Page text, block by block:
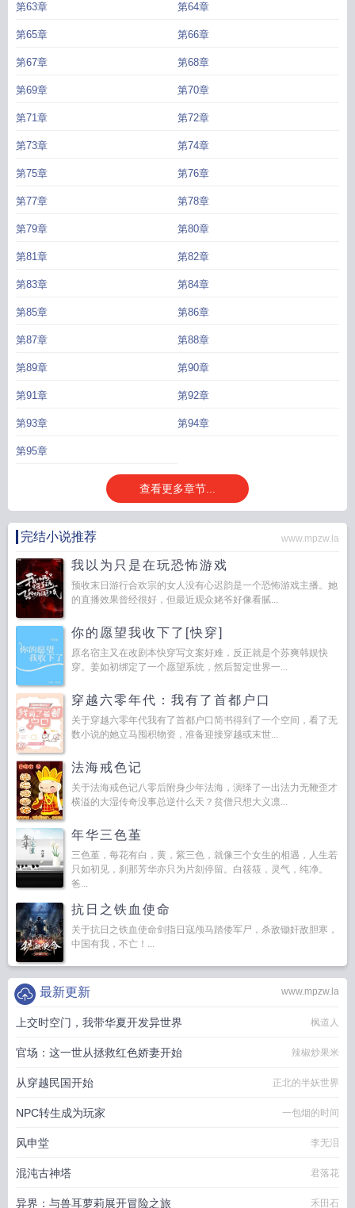
第63章 第64章
第65章 第66章
第67章 第68章
第69章 第70章
第71章 第72章
第73章 第74章
第75章 第76章
第77章 第78章
第79章 第80章
第81章 第82章
第83章 第84章
第85章 第86章
第87章 第88章
第89章 第90章
第91章 第92章
第93章 第94章
第95章
查看更多章节...
完结小说推荐 www.mpzw.la
我以为只是在玩恐怖游戏
预收末日游行合欢宗的女人没有心迟韵是一个恐怖游戏主播。她
的直播效果曾经很好，但最近观众姥爷好像看腻...
你的愿望我收下了[快穿]
原名宿主又在改剧本快穿写文案好难，反正就是个苏爽韩娱快
穿。姜如初绑定了一个愿望系统，然后暂定世界一...
穿越六零年代：我有了首都户口
关于穿越六零年代我有了首都户口简书得到了一个空间，看了无
数小说的她立马囤积物资，准备迎接穿越或末世...
法海戒色记
关于法海戒色记八零后附身少年法海，演绎了一出法力无鞭歪才
横溢的大湿传奇没事总逆什么天？贫僧只想大义凛...
年华三色堇
三色堇，每花有白，黄，紫三色，就像三个女生的相遇，人生若
只如初见，刹那芳华亦只为片刻停留。白筱筱，灵气，纯净。
爸...
抗日之铁血使命
关于抗日之铁血使命剑指日寇颅马踏倭军尸，杀敌锄奸敌胆寒，
中国有我，不亡！...
www.mpzw.la
最新更新
上交时空门，我带华夏开发异世界 枫道人
官场：这一世从拯救红色娇妻开始 辣椒炒果米
从穿越民国开始 正北的半妖世界
NPC转生成为玩家 一包烟的时间
风申堂 李无泪
混沌古神塔 君落花
异界：与兽耳萝莉展开冒险之旅 禾田石